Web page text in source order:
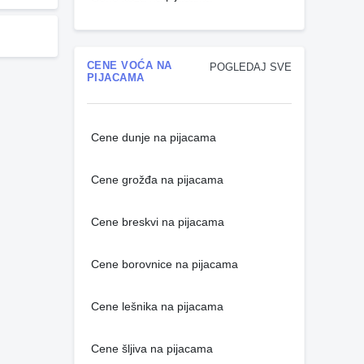
POGLEDAJ SVE
CENE VOĆA NA
PIJACAMA
Cene dunje na pijacama
Cene grožđa na pijacama
Cene breskvi na pijacama
Cene borovnice na pijacama
Cene lešnika na pijacama
Cene šljiva na pijacama